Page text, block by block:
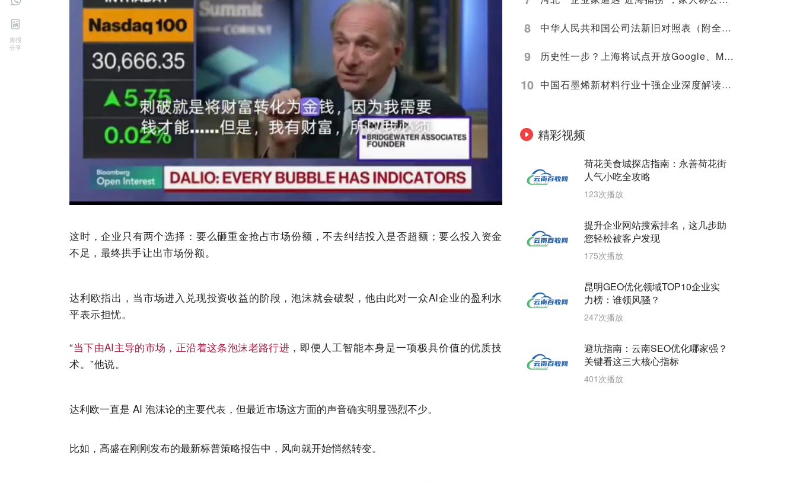
海报
分享
这时，企业 只有两个选择：要么砸重金抢占市场份额，不去纠结投入是否超额；要么投入资金
不足，最终拱手让出市场份额。
达利欧指出，当市场进入兑现投资收益的阶段，泡沫就会破裂，他由此对一众AI企业的盈利水
平表示担忧。
“当下由AI主导的市场，正沿着这条泡沫老路行进 ，即便人工智能本身是一项极具价值的优质技
术。”他说。
达利欧一直是 AI 泡沫论的主要代表，但最近市场这方面的声音确实明显强烈不少。
比如，高盛在刚刚发布的最新标普策略报告中，风向就开始悄然转变。
8 中华人民共和国公司法新旧对照表（附全文）
9 历史性一步？上海将试点开放Google、Meta等国际平台访问！
10 中国石墨烯新材料行业十强企业深度解读（2025）
精彩视频
荷花美食城探店指南：永善荷花街
人气小吃全攻略
123次播放
提升企业网站搜索排名，这几步助
您轻松被客户发现
175次播放
昆明GEO优化领域TOP10企业实
力榜：谁领风骚？
247次播放
避坑指南：云南SEO优化哪家强？
关键看这三大核心指标
401次播放